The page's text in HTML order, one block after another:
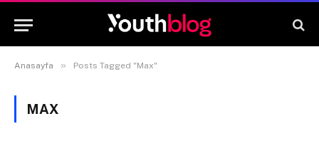
Anasayfa » Posts Tagged "Max"
MAX